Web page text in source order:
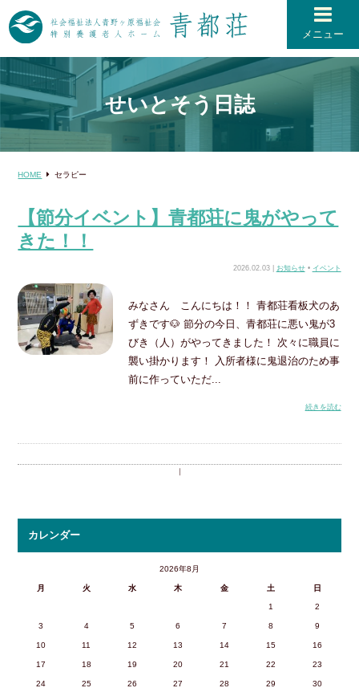
メニュー
せいとそう日誌
HOME セラピー
【節分イベント】青都荘に鬼がやって
きた！！
2026.02.03 | お知らせ• イベント
みなさん こんにちは！！ 青都荘看板犬のあ
ずきです🐶 節分の今日、青都荘に悪い鬼が3
びき（人）がやってきました！ 次々に職員に
襲い掛かります！ 入所者様に鬼退治のため事
前に作っていただ...
続きを読む
｜
カレンダー
2026年8月
月 火 水 木 金 土 日
1 2
3 4 5 6 7 8 9
10 11 12 13 14 15 16
17 18 19 20 21 22 23
24 25 26 27 28 29 30